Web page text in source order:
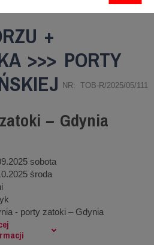
+
>>> PORTY
NR: TOB-R/2025/05/111
– Gdynia
sobota
środa
- porty zatoki – Gdynia